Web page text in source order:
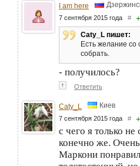
I am here
7 сентября 2015 года # +
Caty_L пишет:
Есть желание со
собрать.
- получилось?
↑ Ответить
Caty_L Киев
7 сентября 2015 года # +
с чего я только не
конечно же.
Маркони